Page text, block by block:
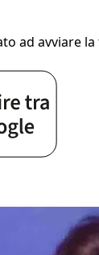
ad avviare